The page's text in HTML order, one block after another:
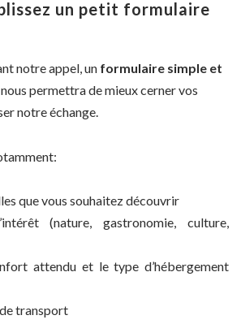
un petit formulaire
notre appel, un formulaire simple et
permettra de mieux cerner vos
notre échange.
que vous souhaitez découvrir
(nature, gastronomie, culture,
attendu et le type d’hébergement
transport